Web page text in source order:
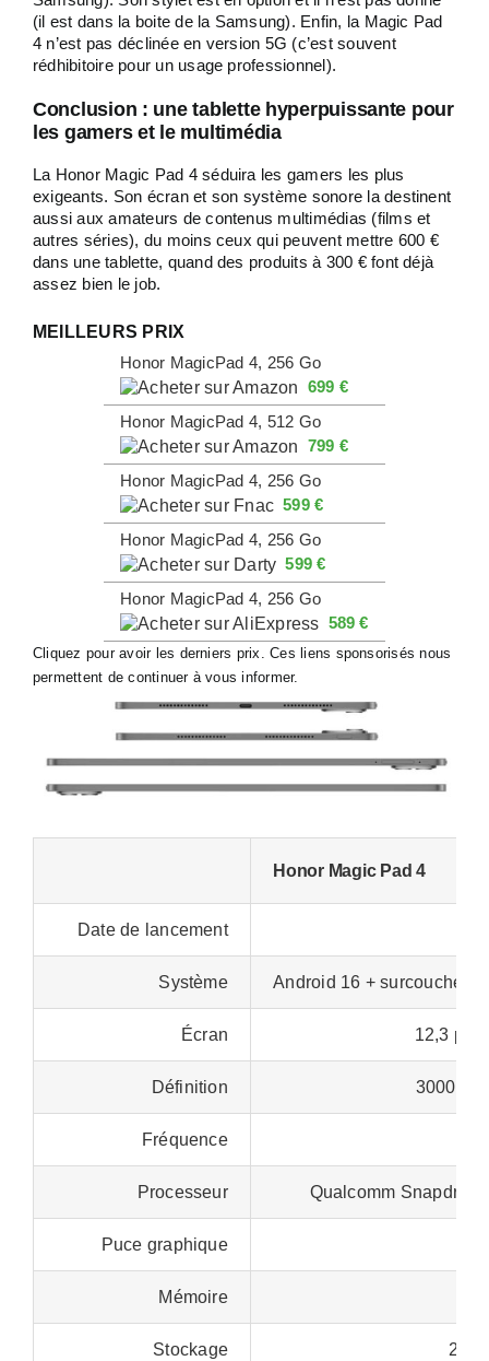
(il est dans la boite de la Samsung). Enfin, la Magic Pad
4 n’est pas déclinée en version 5G (c’est souvent
rédhibitoire pour un usage professionnel).
Conclusion : une tablette hyperpuissante pour
les gamers et le multimédia
La Honor Magic Pad 4 séduira les gamers les plus
exigeants. Son écran et son système sonore la destinent
aussi aux amateurs de contenus multimédias (films et
autres séries), du moins ceux qui peuvent mettre 600 €
dans une tablette, quand des produits à 300 € font déjà
assez bien le job.
MEILLEURS PRIX
Honor MagicPad 4, 256 Go
699 €
Honor MagicPad 4, 512 Go
799 €
Honor MagicPad 4, 256 Go
599 €
Honor MagicPad 4, 256 Go
599 €
Honor MagicPad 4, 256 Go
589 €
Cliquez pour avoir les derniers prix. Ces liens sponsorisés nous
permettent de continuer à vous informer.
Honor Magic Pad 4
Date de lancement
Système Android 16 + surcouche
Écran 12,3
Définition 3000 x
Fréquence
Processeur Qualcomm
Puce graphique
Mémoire
Stockage 256